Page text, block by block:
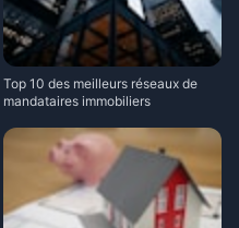
Top 10 des meilleurs réseaux de
mandataires immobiliers